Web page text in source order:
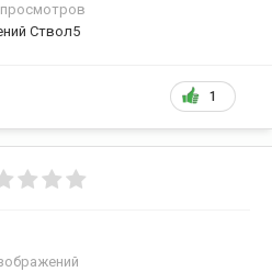
просмотров
Ствол5
1